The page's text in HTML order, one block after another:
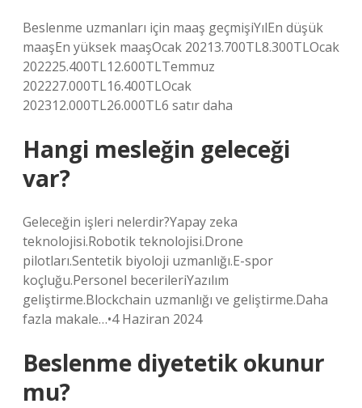
Beslenme uzmanları için maaş geçmişiYılEn düşük
maaşEn yüksek maaşOcak 20213.700TL8.300TLOcak
202225.400TL12.600TLTemmuz
202227.000TL16.400TLOcak
202312.000TL26.000TL6 satır daha
Hangi mesleğin geleceği
var?
Geleceğin işleri nelerdir?Yapay zeka
teknolojisi.Robotik teknolojisi.Drone
pilotları.Sentetik biyoloji uzmanlığı.E-spor
koçluğu.Personel becerileriYazılım
geliştirme.Blockchain uzmanlığı ve geliştirme.Daha
fazla makale…•4 Haziran 2024
Beslenme diyetetik okunur
mu?